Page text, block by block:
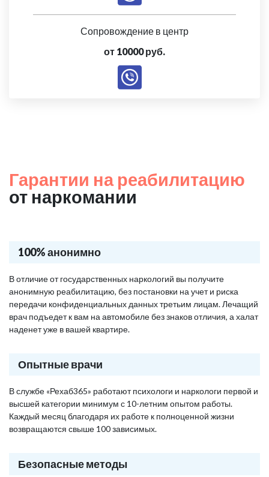
Сопровождение в центр
от 10000 руб.
Гарантии на реабилитацию
от наркомании
100% анонимно
В отличие от государственных наркологий вы получите
анонимную реабилитацию, без постановки на учет и риска
передачи конфиденциальных данных третьим лицам. Лечащий
врач подъедет к вам на автомобиле без знаков отличия, а халат
наденет уже в вашей квартире.
Опытные врачи
В службе «Рехаб365» работают психологи и наркологи первой и
высшей категории минимум с 10-летним опытом работы.
Каждый месяц благодаря их работе к полноценной жизни
возвращаются свыше 100 зависимых.
Безопасные методы